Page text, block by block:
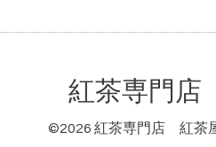
紅茶専門
©2026 紅茶専門店 紅茶